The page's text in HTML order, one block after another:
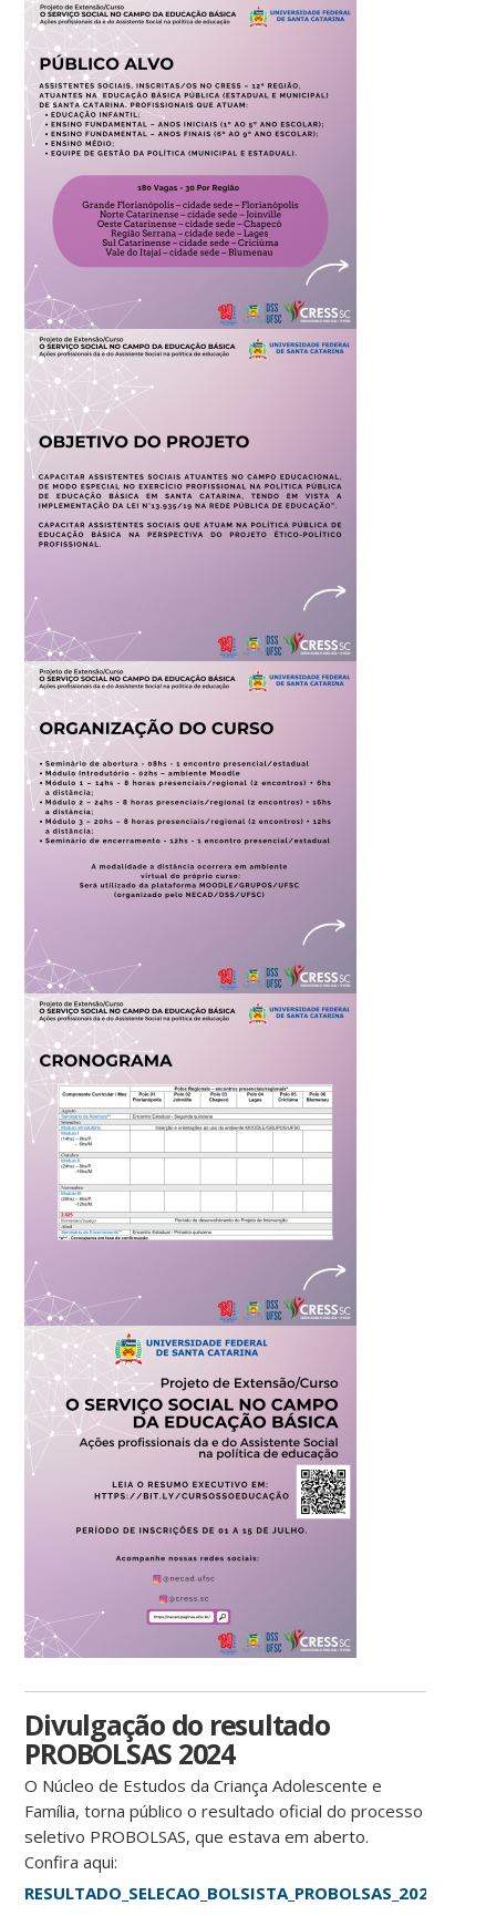
Divulgação do resultado
PROBOLSAS 2024
O Núcleo de Estudos da Criança Adolescente e
Família, torna público o resultado oficial do processo
seletivo PROBOLSAS, que estava em aberto.
Confira aqui: